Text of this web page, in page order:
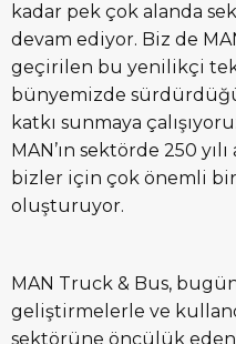
kadar pek çok alanda
devam ediyor. Biz de
geçirilen bu yenilikçi
bünyemizde
katkı sunmaya
MAN’ın sektörde 250
bizler için çok önemli bir
oluşturuyor.
MAN Truck & Bus,
geliştirmelerle ve
sektörüne öncülük